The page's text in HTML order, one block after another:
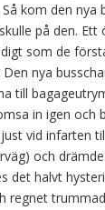
kom den nya
på den. Ett
som de
nya
till
in igen och
vid infarten
och
det halvt
regnet